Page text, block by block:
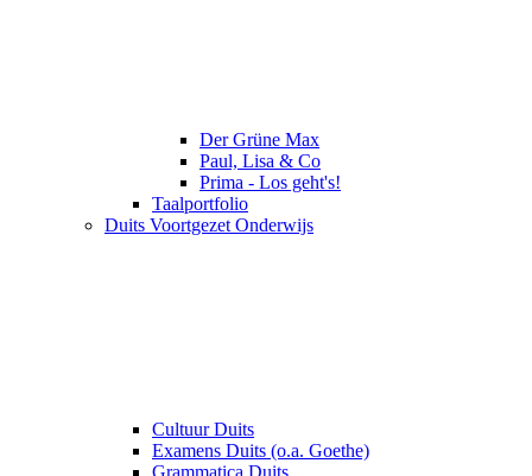
Der Grüne Max
Paul, Lisa & Co
Prima - Los geht's!
Taalportfolio
Duits Voortgezet Onderwijs
Cultuur Duits
Examens Duits (o.a. Goethe)